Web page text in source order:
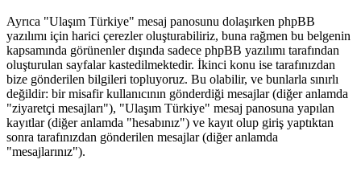
Ayrıca "Ulaşım Türkiye" mesaj panosunu dolaşırken phpBB
yazılımı için harici çerezler oluşturabiliriz, buna rağmen bu belgenin
kapsamında görünenler dışında sadece phpBB yazılımı tarafından
oluşturulan sayfalar kastedilmektedir. İkinci konu ise tarafınızdan
bize gönderilen bilgileri topluyoruz. Bu olabilir, ve bunlarla sınırlı
değildir: bir misafir kullanıcının gönderdiği mesajlar (diğer anlamda
"ziyaretçi mesajları"), "Ulaşım Türkiye" mesaj panosuna yapılan
kayıtlar (diğer anlamda "hesabınız") ve kayıt olup giriş yaptıktan
sonra tarafınızdan gönderilen mesajlar (diğer anlamda
"mesajlarınız").